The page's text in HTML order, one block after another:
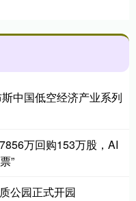
中国低空经济产业系列
万回购153万股，AI
”
公园正式开园